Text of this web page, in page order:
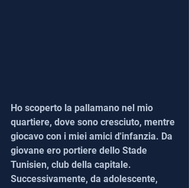
Ho scoperto la pallamano nel mio
quartiere, dove sono cresciuto, mentre
giocavo con i miei amici d'infanzia. Da
giovane ero portiere dello Stade
Tunisien, club della capitale.
Successivamente, da adolescente,